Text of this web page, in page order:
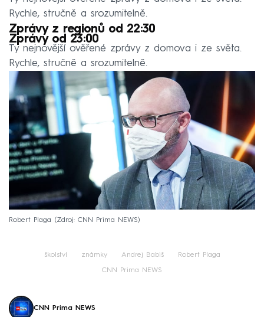
Rychle, stručně a srozumitelně.
Zprávy z regionů od 22:30
Zprávy od 23:00
Ty nejnovější ověřené zprávy z domova i ze světa.
Rychle, stručně a srozumitelně.
Robert Plaga Zdroj: CNN Prima NEWS
školství známky Andrej Babiš Robert Plaga
CNN Prima NEWS
CNN Prima NEWS